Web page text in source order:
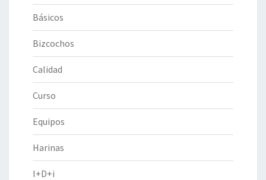
Básicos
Bizcochos
Calidad
Curso
Equipos
Harinas
I+D+i